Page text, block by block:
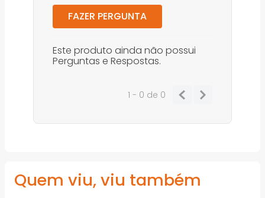
FAZER PERGUNTA
Este produto ainda não possui
Perguntas e Respostas.
1 - 0 de 0
Quem viu, viu também